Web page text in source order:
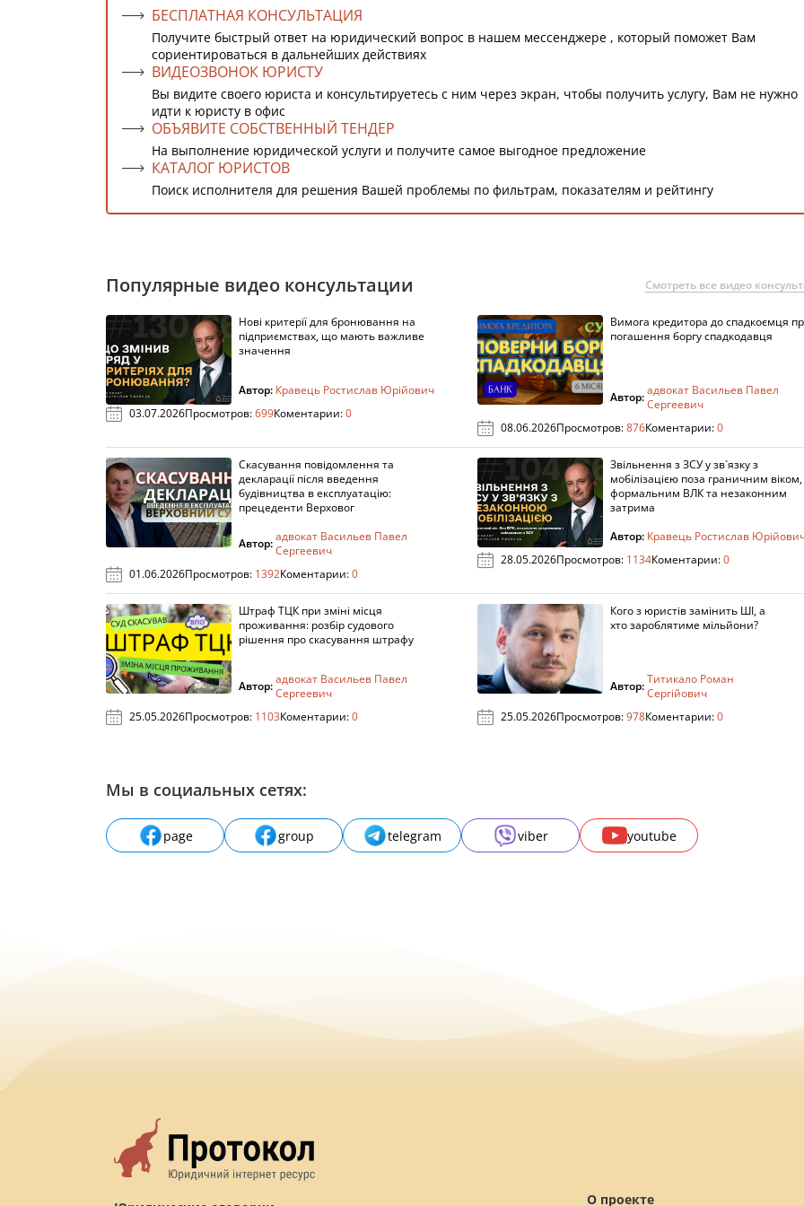
БЕСПЛАТНАЯ КОНСУЛЬТАЦИЯ
Получите быстрый ответ на юридический вопрос в нашем мессенджере , который поможет Вам
сориентироваться в дальнейших действиях
ВИДЕОЗВОНОК ЮРИСТУ
Вы видите своего юриста и консультируетесь с ним через экран, чтобы получить услугу, Вам не нужно
идти к юристу в офис
ОБЪЯВИТЕ СОБСТВЕННЫЙ ТЕНДЕР
На выполнение юридической услуги и получите самое выгодное предложение
КАТАЛОГ ЮРИСТОВ
Поиск исполнителя для решения Вашей проблемы по фильтрам, показателям и рейтингу
Популярные видео консультации Смотреть все видео
Нові критерії для бронювання на
підприємствах, що мають важливе
значення
Автор: Кравець Ростислав Юрійович
03.07.2026Просмотров:699Коментарии:0
Вимога кредитора до спадкоємця
погашення боргу спадкодавця
Автор:адвокат Васильев Павел
Сергеевич
08.06.2026Просмотров:876Коментарии:0
Скасування повідомлення та
декларації після введення
будівництва в експлуатацію:
прецеденти Верховог
Автор:адвокат Васильев Павел
Сергеевич
01.06.2026Просмотров: 1392Коментарии:0
Звільнення з ЗСУ у зв`язку з
мобілізацією поза граничним віком,
формальним ВЛК та незаконним
затрима
Автор: Кравець Ростислав
28.05.2026Просмотров: 1134Коментарии:0
Штраф ТЦК при зміні місця
проживання: розбір судового
рішення про скасування штрафу
Автор:адвокат Васильев Павел
Сергеевич
25.05.2026Просмотров: 1103Коментарии:0
Кого з юристів замінить ШІ, а
хто зароблятиме мільйони?
Автор:Титикало Роман
Сергійович
25.05.2026Просмотров:978Коментарии:0
Мы в социальных сетях:
page group telegram viber youtube
О проекте